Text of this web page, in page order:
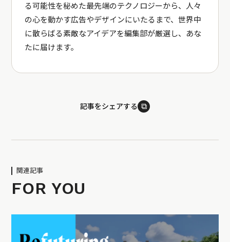
る可能性を秘めた最先端のテクノロジーから、人々
の心を動かす広告やデザインにいたるまで、世界中
に散らばる素敵なアイデアを編集部が厳選し、あな
たに届けます。
記事をシェアする ⧉
関連記事
FOR YOU